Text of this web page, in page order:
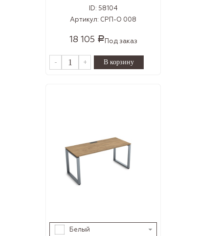
ID: 58104
Артикул: СРП-О 008
18 105 Р Под заказ
- +
Белый